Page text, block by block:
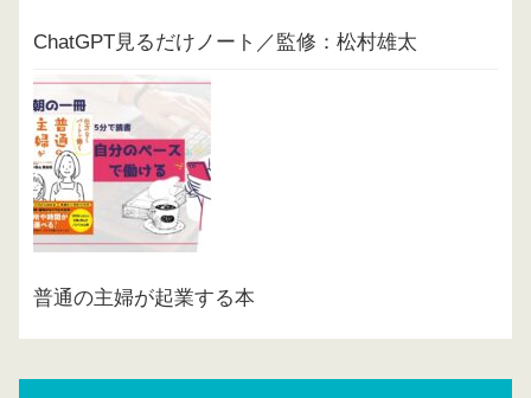
ChatGPT見るだけノート／監修：松村雄太
普通の主婦が起業する本